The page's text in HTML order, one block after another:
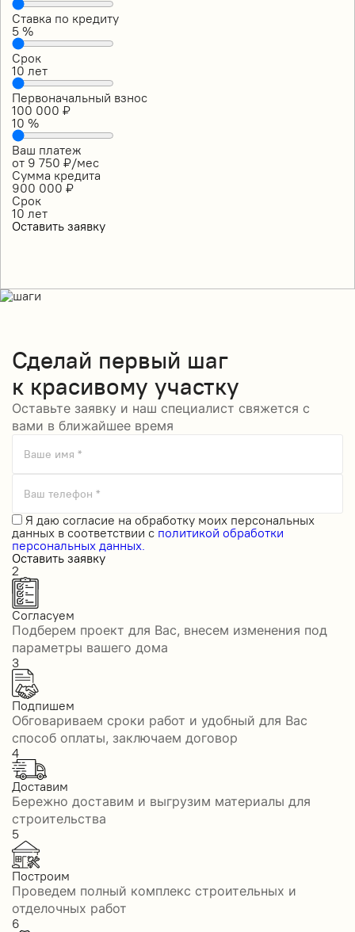
Ставка по кредиту
5 %
Срок
10 лет
Первоначальный взнос
100 000 ₽
10 %
Ваш платеж
от 9 750 ₽/мес
Сумма кредита
900 000 ₽
Срок
10 лет
Оставить заявку
Сделай первый шаг
к красивому участку
Оставьте заявку и наш специалист свяжется с
вами в ближайшее время
Ваше имя *
Ваш телефон *
Я даю согласие на обработку моих персональных
данных в соответствии с политикой обработки
персональных данных.
Оставить заявку
2
Согласуем
Подберем проект для Вас, внесем изменения под
параметры вашего дома
3
Подпишем
Обговариваем сроки работ и удобный для Вас
способ оплаты, заключаем договор
4
Доставим
Бережно доставим и выгрузим материалы для
строительства
5
Построим
Проведем полный комплекс строительных и
отделочных работ
6